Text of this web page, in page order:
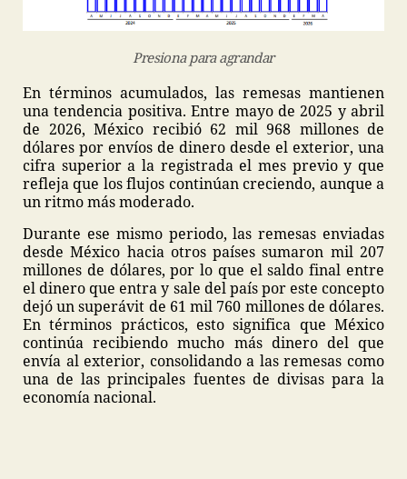
Presiona para agrandar
En términos acumulados, las remesas mantienen
una tendencia positiva. Entre mayo de 2025 y abril
de 2026, México recibió 62 mil 968 millones de
dólares por envíos de dinero desde el exterior, una
cifra superior a la registrada el mes previo y que
refleja que los flujos continúan creciendo, aunque a
un ritmo más moderado.
Durante ese mismo periodo, las remesas enviadas
desde México hacia otros países sumaron mil 207
millones de dólares, por lo que el saldo final entre
el dinero que entra y sale del país por este concepto
dejó un superávit de 61 mil 760 millones de dólares.
En términos prácticos, esto significa que México
continúa recibiendo mucho más dinero del que
envía al exterior, consolidando a las remesas como
una de las principales fuentes de divisas para la
economía nacional.